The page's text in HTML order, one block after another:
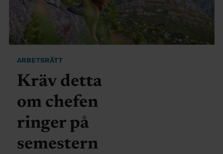
ARBETSRÄTT
Kräv detta
om chefen
ringer på
semestern